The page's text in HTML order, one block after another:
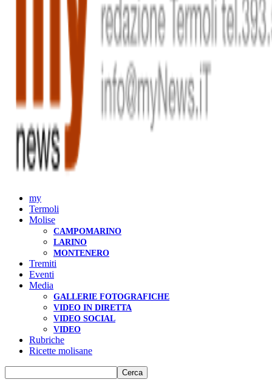
my
Termoli
Molise
CAMPOMARINO
LARINO
MONTENERO
Tremiti
Eventi
Media
GALLERIE FOTOGRAFICHE
VIDEO IN DIRETTA
VIDEO SOCIAL
VIDEO
Rubriche
Ricette molisane